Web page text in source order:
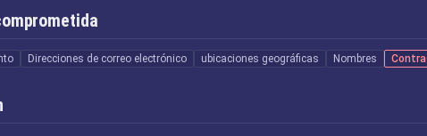
Direcciones de correo electrónico ubicaciones geográficas Nombres